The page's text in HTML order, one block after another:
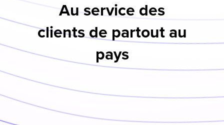
Au service des
clients de partout au
pays